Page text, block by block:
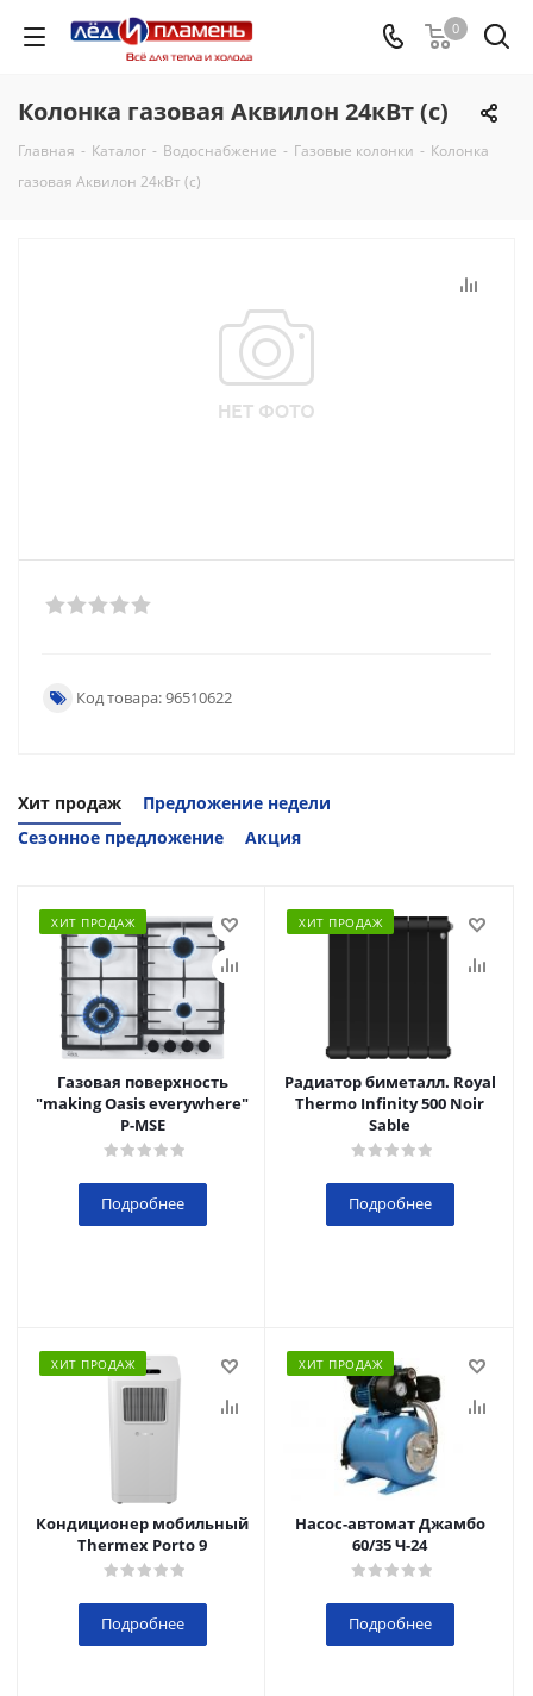
0
Колонка газовая Аквилон 24кВт (с)
Главная - Каталог - Водоснабжение - Газовые колонки - Колонка
газовая Аквилон 24кВт (с)
Код товара: 96510622
Хит продаж
Предложение недели
Сезонное предложение
Акция
ХИТ ПРОДАЖ
Газовая поверхность
"making Oasis everywhere"
P-MSE
Подробнее
ХИТ ПРОДАЖ
Радиатор биметалл. Royal
Thermo Infinity 500 Noir
Sable
Подробнее
ХИТ ПРОДАЖ
Кондиционер мобильный
Thermex Porto 9
Подробнее
ХИТ ПРОДАЖ
Насос-автомат Джамбо
60/35 Ч-24
Подробнее